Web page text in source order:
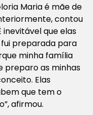
Maria é mãe de
contou
inevitável que elas
preparada para
minha família
preparo as minhas
Elas
que tem o
afirmou.